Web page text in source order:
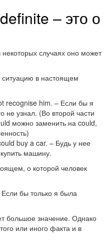
– это о
случаях оно может
в настоящем
recognise him. – Если бы я
не узнал. (Во второй части
можно заменить на could,
buy a car. – Будь у нее
машину.
о которой человек
бы только я была
большое значение. Однако
или иного факта и в